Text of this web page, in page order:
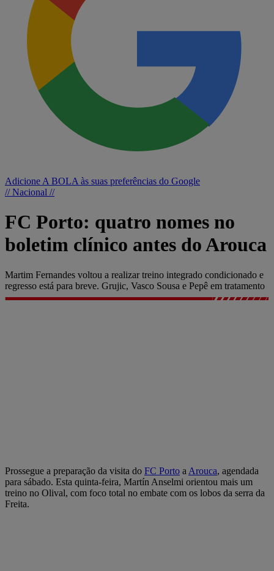
Adicione A BOLA às suas preferências do Google
// Nacional //
FC Porto: quatro nomes no
boletim clínico antes do Arouca
Martim Fernandes voltou a realizar treino integrado condicionado e
regresso está para breve. Grujic, Vasco Sousa e Pepê em tratamento
Prossegue a preparação da visita do FC Porto a Arouca, agendada
para sábado. Esta quinta-feira, Martín Anselmi orientou mais um
treino no Olival, com foco total no embate com os lobos da serra da
Freita.